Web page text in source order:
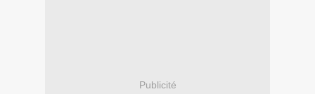
Publicité